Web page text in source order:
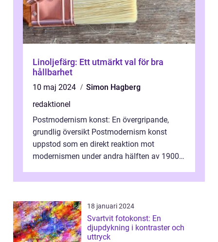
Linoljefärg: Ett utmärkt val för bra
hållbarhet
10 maj 2024
Simon Hagberg
redaktionel
Postmodernism konst: En övergripande,
grundlig översikt Postmodernism konst
uppstod som en direkt reaktion mot
modernismen under andra hälften av 1900-
...
18 januari 2024
Svartvit fotokonst: En
djupdykning i kontraster och
uttryck